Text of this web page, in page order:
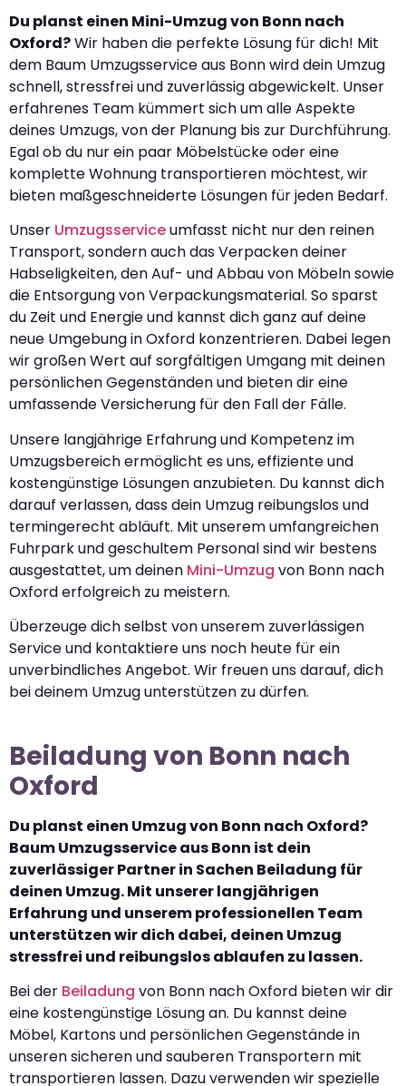
Du planst einen Mini-Umzug von Bonn nach
Oxford?Wir haben die perfekte Lösung für dich! Mit
dem Baum Umzugsservice aus Bonn wird dein Umzug
schnell, stressfrei und zuverlässig abgewickelt. Unser
erfahrenes Team kümmert sich um alle Aspekte
deines Umzugs, von der Planung bis zur Durchführung.
Egal ob du nur ein paar Möbelstücke oder eine
komplette Wohnung transportieren möchtest, wir
bieten maßgeschneiderte Lösungen für jeden Bedarf.
Unser Umzugsserviceumfasst nicht nur den reinen
Transport, sondern auch das Verpacken deiner
Habseligkeiten, den Auf- und Abbau von Möbeln sowie
die Entsorgung von Verpackungsmaterial. So sparst
du Zeit und Energie und kannst dich ganz auf deine
neue Umgebung in Oxford konzentrieren. Dabei legen
wir großen Wert auf sorgfältigen Umgang mit deinen
persönlichen Gegenständen und bieten dir eine
umfassende Versicherung für den Fall der Fälle.
Unsere langjährige Erfahrung und Kompetenz im
Umzugsbereich ermöglicht es uns, effiziente und
kostengünstige Lösungen anzubieten. Du kannst dich
darauf verlassen, dass dein Umzug reibungslos und
termingerecht abläuft. Mit unserem umfangreichen
Fuhrpark und geschultem Personal sind wir bestens
ausgestattet, um deinen Mini-Umzug von Bonn nach
Oxford erfolgreich zu meistern.
Überzeuge dich selbst von unserem zuverlässigen
Service und kontaktiere uns noch heute für ein
unverbindliches Angebot. Wir freuen uns darauf, dich
bei deinem Umzug unterstützen zu dürfen.
Beiladung von Bonn nach
Oxford
Du planst einen Umzug von Bonn nach Oxford?
Baum Umzugsservice aus Bonn ist dein
zuverlässiger Partner in Sachen Beiladung für
deinen Umzug. Mit unserer langjährigen
Erfahrung und unserem professionellen Team
unterstützen wir dich dabei, deinen Umzug
stressfrei und reibungslos ablaufen zu lassen.
Bei der Beiladung von Bonn nach Oxford bieten wir dir
eine kostengünstige Lösung an. Du kannst deine
Möbel, Kartons und persönlichen Gegenstände in
unseren sicheren und sauberen Transportern mit
transportieren lassen. Dazu verwenden wir spezielle